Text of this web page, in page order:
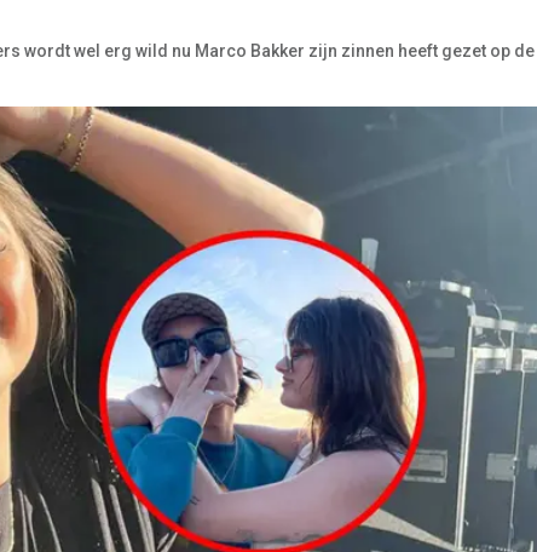
wordt wel erg wild nu Marco Bakker zijn zinnen heeft gezet op de